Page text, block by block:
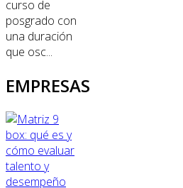
curso de
posgrado con
una duración
que osc...
EMPRESAS